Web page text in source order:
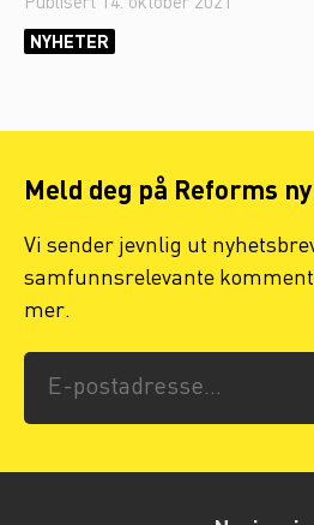
NYHETER
Meld deg på Reforms
Vi sender jevnlig ut
samfunnsrelevante
mer.